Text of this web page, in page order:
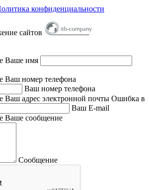
конфиденциальности
сайтов
Ваше имя
Ваш номер телефона
Ваш номер телефона
Ваш адрес электронной почты Ошибка в
Ваш E-mail
Ваше сообщение
Сообщение